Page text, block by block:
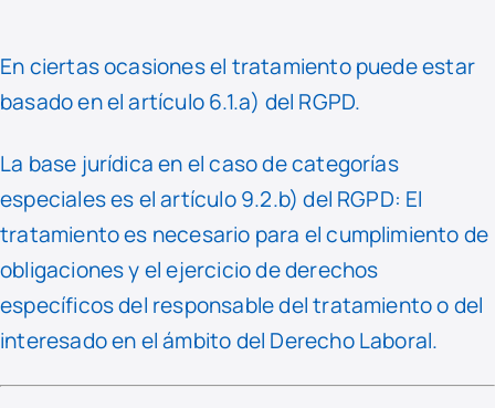
En ciertas ocasiones el tratamiento puede estar
basado en el artículo 6.1.a) del RGPD.
La base jurídica en el caso de categorías
especiales es el artículo 9.2.b) del RGPD: El
tratamiento es necesario para el cumplimiento de
obligaciones y el ejercicio de derechos
específicos del responsable del tratamiento o del
interesado en el ámbito del Derecho Laboral.